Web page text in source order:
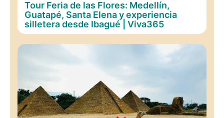
Tour Feria de las Flores: Medellín,
Guatapé, Santa Elena y experiencia
silletera desde Ibagué | Viva365